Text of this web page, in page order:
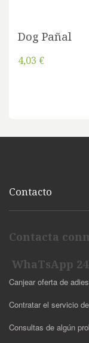
Dog Pañal
4,03 €
Contacto
Contacta
WhaTsApp
Canjear oferta de
Contratar el servicio
Consultas de algún